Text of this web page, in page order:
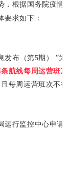
，根据国务院疫情
要求如下：
发布（第5期） ”为
航线每周运营班次
每周运营班次不得
运行监控中心申请
的航线经营许可和